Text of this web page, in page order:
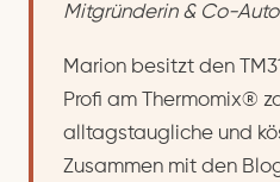
Mitgründerin & Co-
Marion besitzt den
Profi am Thermomix®
alltagstaugliche und
Zusammen mit den